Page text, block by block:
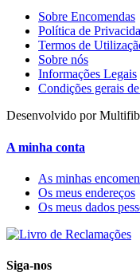
Sobre Encomendas
Política de
Termos de
Sobre nós
Informações Legais
Condições gerais
Desenvolvido por
A minha conta
As minhas
Os meus endereços
Os meus dados
Siga-nos